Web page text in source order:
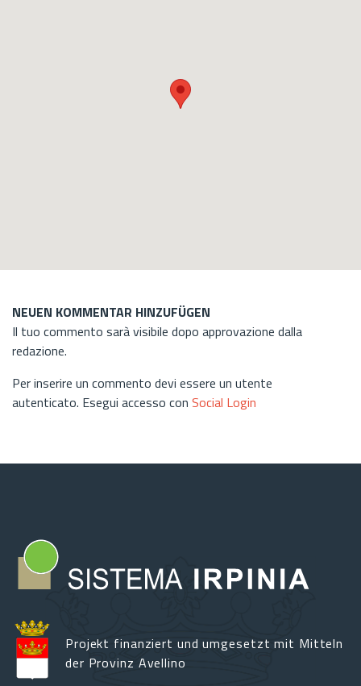
NEUEN KOMMENTAR HINZUFÜGEN
Il tuo commento sarà visibile dopo approvazione dalla
redazione.
Per inserire un commento devi essere un utente
autenticato. Esegui accesso con Social Login
Projekt finanziert und umgesetzt mit Mitteln
der Provinz Avellino